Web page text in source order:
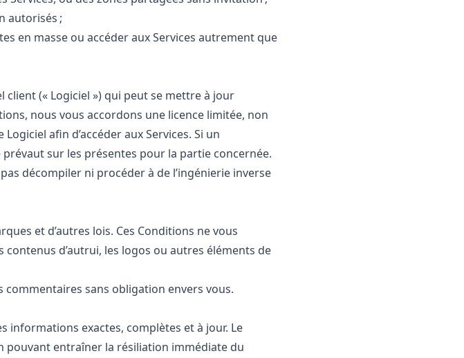
autorisés ;
en masse ou accéder aux Services autrement que
(« Logiciel ») qui peut se mettre à jour
nous vous accordons une licence limitée, non
afin d’accéder aux Services. Si un
sur les présentes pour la partie concernée.
décompiler ni procéder à de l’ingénierie inverse
et d’autres lois. Ces Conditions ne vous
d’autrui, les logos ou autres éléments de
sans obligation envers vous.
informations exactes, complètes et à jour. Le
pouvant entraîner la résiliation immédiate du